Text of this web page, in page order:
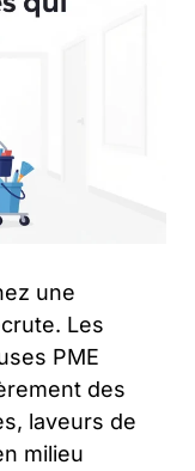
une
Les
PME
des
laveurs de
milieu